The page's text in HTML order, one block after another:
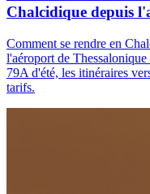
Chalcidique depuis
Comment se rendre en
l'aéroport de
79A d'été, les itinéraires
tarifs.